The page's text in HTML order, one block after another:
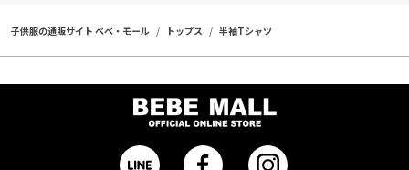
子供服の通販サイト ベベ・モール トップス 半袖Tシャツ